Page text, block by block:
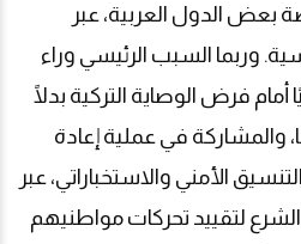
بعض الدول العربية، عبر
وربما السبب الرئيسي وراء
فرض الوصاية التركية بدلًا
والمشاركة في عملية إعادة
الأمني والاستخباراتي، عبر
لتقييد تحركات مواطنيهم